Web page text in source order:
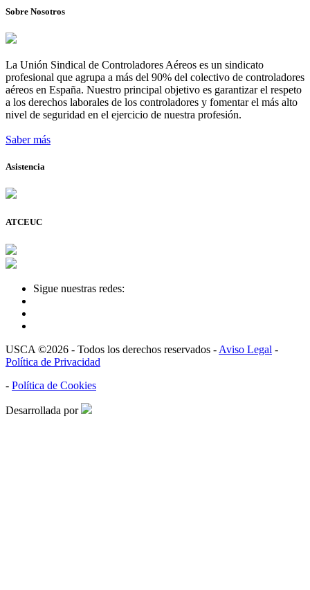
Sobre Nosotros
La Unión Sindical de Controladores Aéreos es un sindicato
profesional que agrupa a más del 90% del colectivo de controladores
aéreos en España. Nuestro principal objetivo es garantizar el respeto
a los derechos laborales de los controladores y fomentar el más alto
nivel de seguridad en el ejercicio de nuestra profesión.
Saber más
Asistencia
ATCEUC
Sigue nuestras redes:
USCA ©2026 - Todos los derechos reservados - Aviso Legal -
Política de Privacidad
- Política de Cookies
Desarrollada por